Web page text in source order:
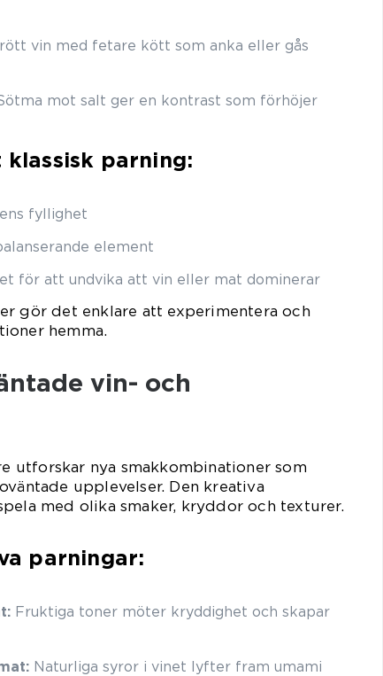
vin med fetare kött som anka eller gås
mot salt ger en kontrast som förhöjer
parning:
fyllighet
element
för att undvika att vin eller mat dominerar
gör det enklare att experimentera och
hemma.
vin- och
utforskar nya smakkombinationer som
upplevelser. Den kreativa
med olika smaker, kryddor och texturer.
parningar:
Fruktiga toner möter kryddighet och skapar
Naturliga syror i vinet lyfter fram umami